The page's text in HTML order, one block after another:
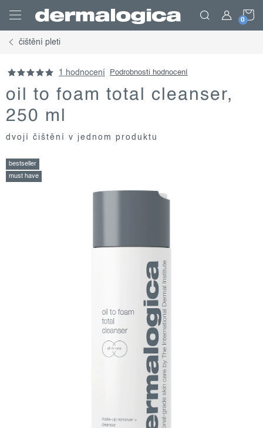
obsah
čištění pleti
1 hodnocení Podrobnosti hodnocení
oil to foam total cleanser,
250 ml
dvojí čištění v jednom produktu
bestseller
must have